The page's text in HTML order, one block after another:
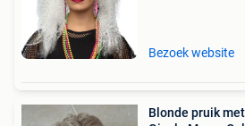
Bezoek website
Blonde pruik